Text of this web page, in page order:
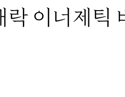
락 이너제틱